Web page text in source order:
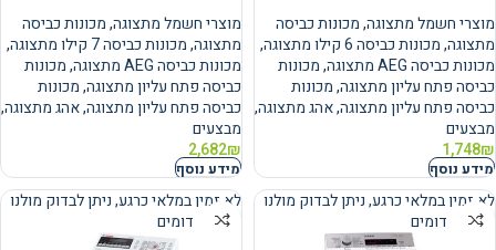
מוצרי חשמל מתצוגה,מכונות כביסה
מתצוגה,מכונות כביסה 6 קילו מתצוגה
,
מכונות כביסה AEG מתצוגה
,מכונות
כביסה פתח עליון מתצוגה,מכונות
כביסה פתח עליון מתצוגה,אהג מתצוגה,
מבצעים
1,748₪
מידע נוסף
מוצרי חשמל מתצוגה,מכונות כביסה
מתצוגה,מכונות כביסה 7 קילו מתצוגה
,
מכונות כביסה AEG מתצוגה
,מכונות
כביסה פתח עליון מתצוגה,מכונות
כביסה פתח עליון מתצוגה,אהג מתצוגה,
מבצעים
2,682₪
מידע נוסף
נמכר
לא זמין במלאי כרגע, ניתן לבדוק מולנו
מוצרים דומים
נמכר
לא זמין במלאי כרגע, ניתן לבדוק מולנו
מוצרים דומים